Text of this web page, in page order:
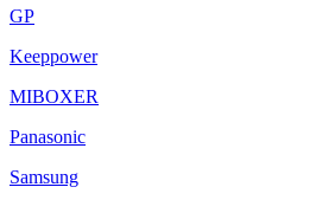
GP
Keeppower
MIBOXER
Panasonic
Samsung